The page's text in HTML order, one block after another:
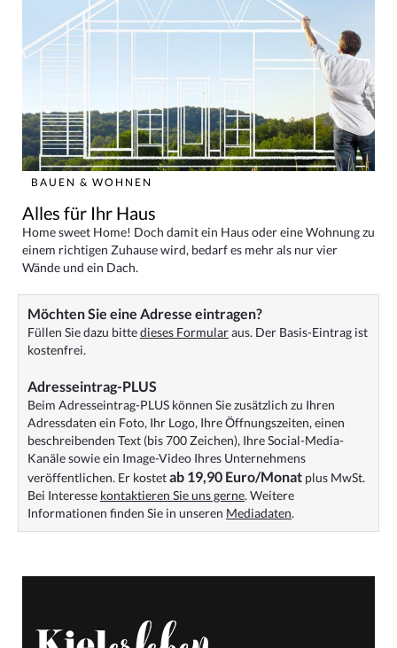
BAUEN & WOHNEN
Alles für Ihr Haus
Home sweet Home! Doch damit ein Haus oder eine Wohnung zu
einem richtigen Zuhause wird, bedarf es mehr als nur vier
Wände und ein Dach.
Möchten Sie eine Adresse eintragen?
Füllen Sie dazu bittedieses Formularaus. Der Basis-Eintrag ist
kostenfrei.
Adresseintrag-PLUS
Beim Adresseintrag-PLUS können Sie zusätzlich zu Ihren
Adressdaten ein Foto, Ihr Logo, Ihre Öffnungszeiten, einen
beschreibenden Text (bis 700 Zeichen), Ihre Social-Media-
Kanäle sowie ein Image-Video Ihres Unternehmens
veröffentlichen. Er kostetab 19,90 Euro/Monat plus MwSt.
Bei Interesse kontaktieren Sie uns gerne. Weitere
Informationen finden Sie in unseren Mediadaten.